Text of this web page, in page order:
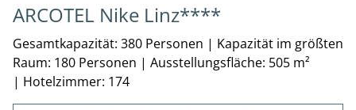
ARCOTEL Nike Linz****
Gesamtkapazität: 380 Personen | Kapazität im größten
Raum: 180 Personen | Ausstellungsfläche: 505 m²
| Hotelzimmer: 174